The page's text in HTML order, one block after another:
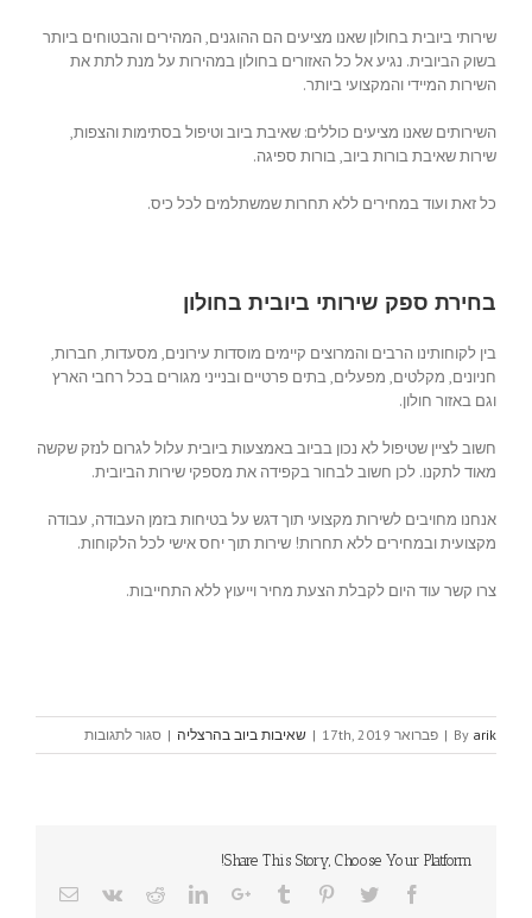
שירותי ביובית בחולון שאנו מציעים הם ההוגנים, המהירים והבטוחים ביותר
בשוק הביובית. נגיע אל כל האזורים בחולון במהירות על מנת לתת את
השירות המיידי והמקצועי ביותר.
השירותים שאנו מציעים כוללים: שאיבת ביוב וטיפול בסתימות והצפות,
שירות שאיבת בורות ביוב, בורות ספיגה.
כל זאת ועוד במחירים ללא תחרות שמשתלמים לכל כיס.
בחירת ספק שירותי ביובית בחולון
בין לקוחותינו הרבים והמרוצים קיימים מוסדות עירונים, מסעדות, חברות,
חניונים, מקלטים, מפעלים, בתים פרטיים ובנייני מגורים בכל רחבי הארץ
וגם באזור חולון.
חשוב לציין שטיפול לא נכון בביוב באמצעות ביובית עלול לגרום לנזק שקשה
מאוד לתקנו. לכן חשוב לבחור בקפידה את מספקי שירות הביובית.
אנחנו מחויבים לשירות מקצועי תוך דגש על בטיחות בזמן העבודה, עבודה
מקצועית ובמחירים ללא תחרות! שירות תוך יחס אישי לכל הלקוחות.
צרו קשר עוד היום לקבלת הצעת מחיר וייעוץ ללא התחייבות.
By arik
| פברואר 17th, 2019 | שאיבות ביוב בהרצליה | סגור לתגובותעל
ביובית
Share This Story, Choose Your Platform!